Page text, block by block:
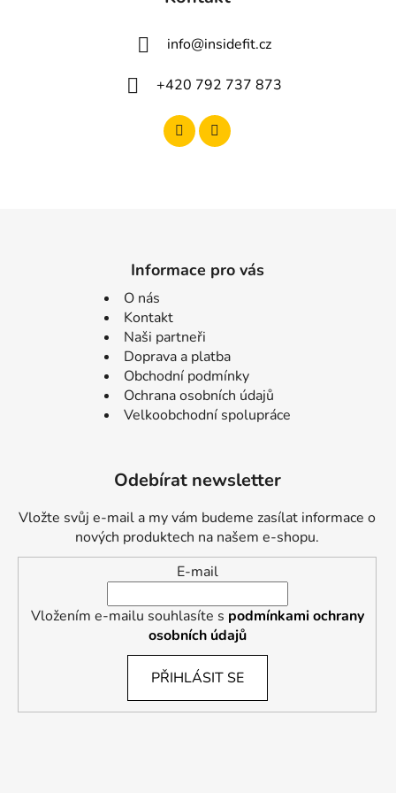
info@insidefit.cz
+420 792 737 873
Informace pro vás
O nás
Kontakt
Naši partneři
Doprava a platba
Obchodní podmínky
Ochrana osobních údajů
Velkoobchodní spolupráce
Odebírat newsletter
Vložte svůj e-mail a my vám budeme zasílat informace o
nových produktech na našem e-shopu.
E-mail
Vložením e-mailu souhlasíte s podmínkami ochrany
osobních údajů
PŘIHLÁSIT SE